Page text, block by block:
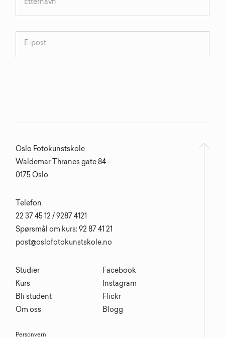
Oslo Fotokunstskole
Waldemar Thranes gate 84
0175 Oslo
Studier
Kurs
Bli student
Om oss
Telefon
22 37 45 12 / 9287 4121
Spørsmål om kurs: 92 87 41 21
post@oslofotokunstskole.no
Facebook
Instagram
Flickr
Blogg
Personvern